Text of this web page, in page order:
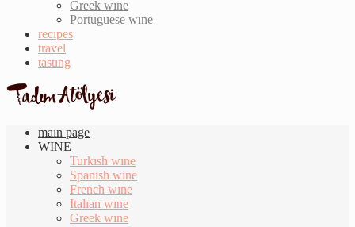
Greek wıne
Portuguese wıne
recıpes
travel
tastıng
maın page
WINE
Turkısh wıne
Spanısh wıne
French wıne
Italıan wıne
Greek wıne